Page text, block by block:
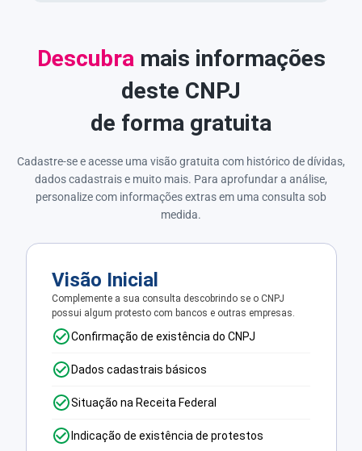
Descubra mais informações
deste CNPJ
de forma gratuita
Cadastre-se e acesse uma visão gratuita com histórico de dívidas,
dados cadastrais e muito mais. Para aprofundar a análise,
personalize com informações extras em uma consulta sob
medida.
Visão Inicial
Complemente a sua consulta descobrindo se o CNPJ
possui algum protesto com bancos e outras empresas.
Confirmação de existência do CNPJ
Dados cadastrais básicos
Situação na Receita Federal
Indicação de existência de protestos